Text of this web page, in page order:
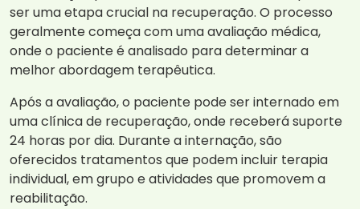
ser uma etapa crucial na recuperação. O processo
geralmente começa com uma avaliação médica,
onde o paciente é analisado para determinar a
melhor abordagem terapêutica.
Após a avaliação, o paciente pode ser internado em
uma clínica de recuperação, onde receberá suporte
24 horas por dia. Durante a internação, são
oferecidos tratamentos que podem incluir terapia
individual, em grupo e atividades que promovem a
reabilitação.